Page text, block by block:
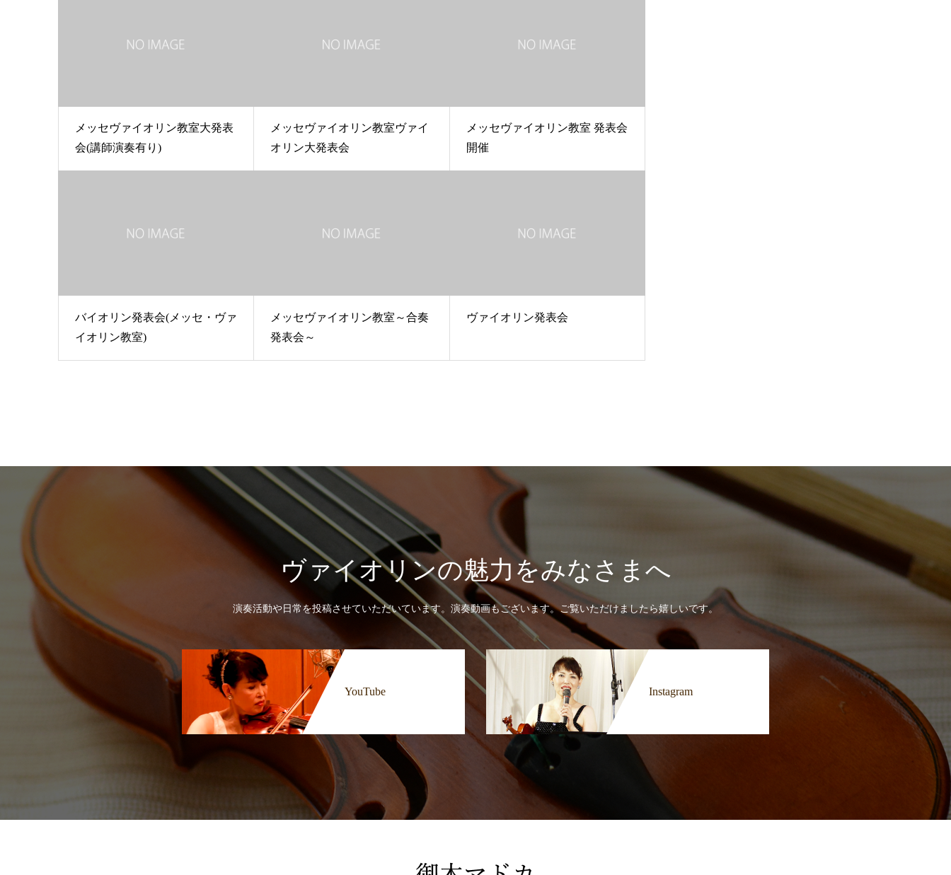
メッセヴァイオリン教室大発表
会(講師演奏有り)
メッセヴァイオリン教室ヴァイ
オリン大発表会
メッセヴァイオリン教室 発表会
開催
バイオリン発表会(メッセ・ヴァ
イオリン教室)
メッセヴァイオリン教室～合奏
発表会～
ヴァイオリン発表会
ヴァイオリンの魅力をみなさまへ
演奏活動や日常を投稿させていただいています。演奏動画もございます。ご覧いただけましたら嬉しいです。
YouTube Instagram